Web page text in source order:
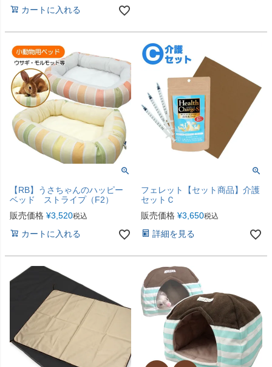
カートに入れる
【RB】うさちゃんのハッピー
ベッド ストライプ（F2）
販売価格 ¥3,520税込
カートに入れる
フェレット【セット商品】介護
セットＣ
販売価格 ¥3,650税込
詳細を見る